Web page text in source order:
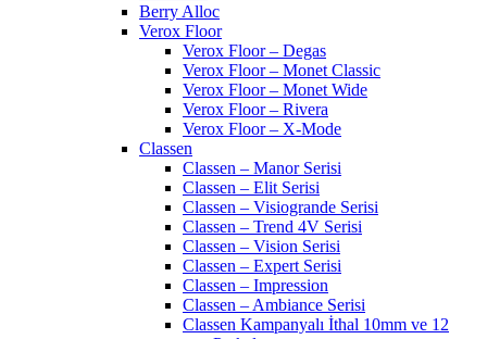
Berry Alloc
Verox Floor
Verox Floor – Degas
Verox Floor – Monet Classic
Verox Floor – Monet Wide
Verox Floor – Rivera
Verox Floor – X-Mode
Classen
Classen – Manor Serisi
Classen – Elit Serisi
Classen – Visiogrande Serisi
Classen – Trend 4V Serisi
Classen – Vision Serisi
Classen – Expert Serisi
Classen – Impression
Classen – Ambiance Serisi
Classen Kampanyalı İthal 10mm ve 12